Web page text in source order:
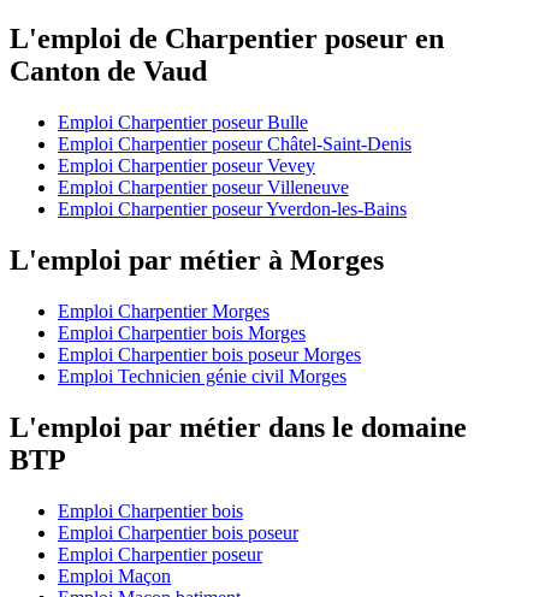
L'emploi de Charpentier poseur en
Canton de Vaud
Emploi Charpentier poseur Bulle
Emploi Charpentier poseur Châtel-Saint-Denis
Emploi Charpentier poseur Vevey
Emploi Charpentier poseur Villeneuve
Emploi Charpentier poseur Yverdon-les-Bains
L'emploi par métier à Morges
Emploi Charpentier Morges
Emploi Charpentier bois Morges
Emploi Charpentier bois poseur Morges
Emploi Technicien génie civil Morges
L'emploi par métier dans le domaine
BTP
Emploi Charpentier bois
Emploi Charpentier bois poseur
Emploi Charpentier poseur
Emploi Maçon